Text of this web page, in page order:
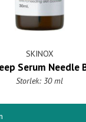
SKINOX
Serum Needle
Storlek: 30 ml